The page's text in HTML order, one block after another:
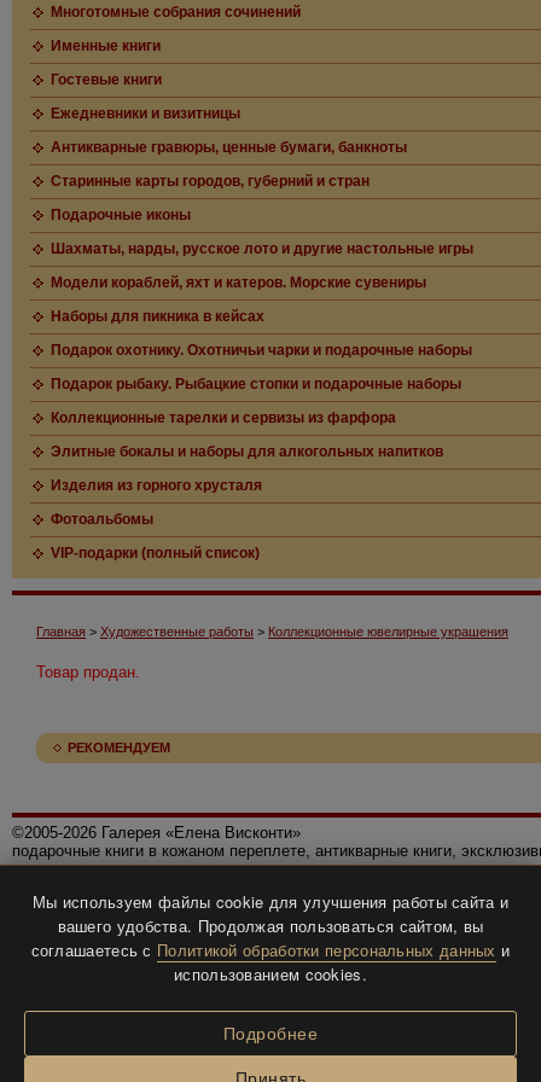
Многотомные собрания сочинений
Именные книги
Гостевые книги
Ежедневники и визитницы
Антикварные гравюры, ценные бумаги, банкноты
Старинные карты городов, губерний и стран
Подарочные иконы
Шахматы, нарды, русское лото и другие настольные игры
Модели кораблей, яхт и катеров. Морские сувениры
Наборы для пикника в кейсах
Подарок охотнику. Охотничьи чарки и подарочные наборы
Подарок рыбаку. Рыбацкие стопки и подарочные наборы
Коллекционные тарелки и сервизы из фарфора
Элитные бокалы и наборы для алкогольных напитков
Изделия из горного хрусталя
Фотоальбомы
VIP-подарки (полный список)
Главная > Художественные работы > Коллекционные ювелирные украшения
Товар продан.
РЕКОМЕНДУЕМ
©2005-2026 Галерея «Елена Висконти»
подарочные книги в кожаном переплете, антикварные книги,
Политика конфиденциальности
Все права защищены.
Разработка и дизайнBTV-info.
Мы используем файлы cookie для улучшения работы сайта и
вашего удобства. Продолжая пользоваться сайтом, вы
соглашаетесь с Политикой обработки персональных данных и
использованием cookies.
Подробнее